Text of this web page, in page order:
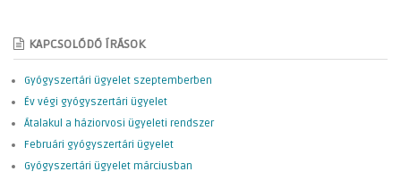
KAPCSOLÓDÓ ÍRÁSOK
Gyógyszertári ügyelet szeptemberben
Év végi gyógyszertári ügyelet
Átalakul a háziorvosi ügyeleti rendszer
Februári gyógyszertári ügyelet
Gyógyszertári ügyelet márciusban